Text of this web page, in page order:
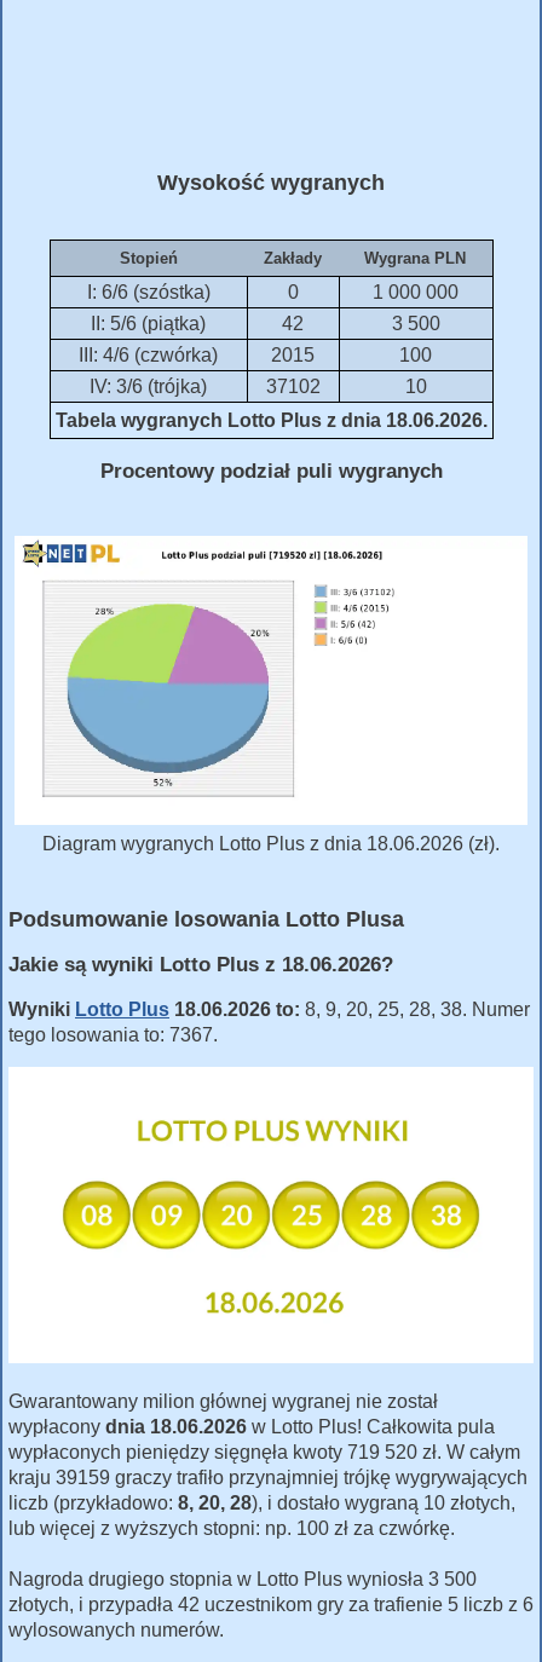
Wysokość wygranych
Stopień Zakłady Wygrana PLN
I: 6/6 (szóstka) 0
1 000 000
II: 5/6 (piątka)
42
3 500
III: 4/6 (czwórka)
2015
100
IV: 3/6 (trójka)
37102
10
Tabela wygranych Lotto Plus z dnia 18.06.2026.
Procentowy podział puli wygranych
Diagram wygranych Lotto Plus z dnia 18.06.2026 (zł).
Podsumowanie losowania Lotto Plusa
Jakie są wyniki Lotto Plus z 18.06.2026?
Wyniki Lotto Plus 18.06.2026 to: 8, 9, 20, 25, 28, 38. Numer
tego losowania to: 7367.
Gwarantowany milion głównej wygranej nie został
wypłacony dnia 18.06.2026 w Lotto Plus! Całkowita pula
wypłaconych pieniędzy sięgnęła kwoty 719 520 zł. W całym
kraju 39159 graczy trafiło przynajmniej trójkę wygrywających
liczb (przykładowo: 8, 20, 28), i dostało wygraną 10 złotych,
lub więcej z wyższych stopni: np. 100 zł za czwórkę.
Nagroda drugiego stopnia w Lotto Plus wyniosła 3 500
złotych, i przypadła 42 uczestnikom gry za trafienie 5 liczb z 6
wylosowanych numerów.